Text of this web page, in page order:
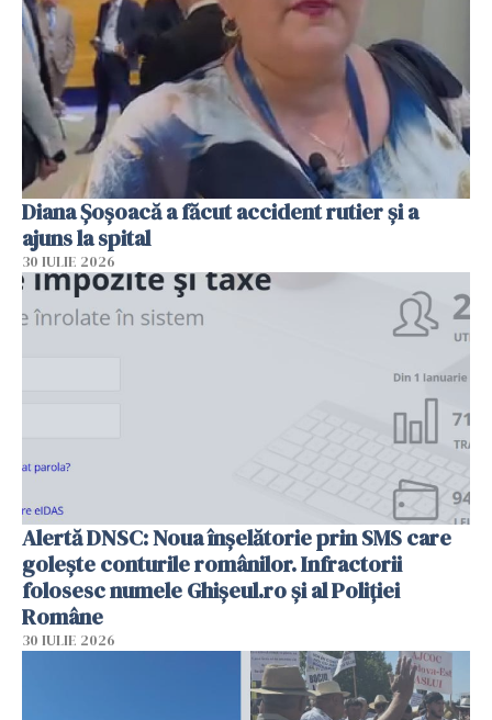
Diana Șoșoacă a făcut accident rutier și a
ajuns la spital
30 IULIE 2026
Alertă DNSC: Noua înșelătorie prin SMS care
golește conturile românilor. Infractorii
folosesc numele Ghișeul.ro și al Poliției
Române
30 IULIE 2026